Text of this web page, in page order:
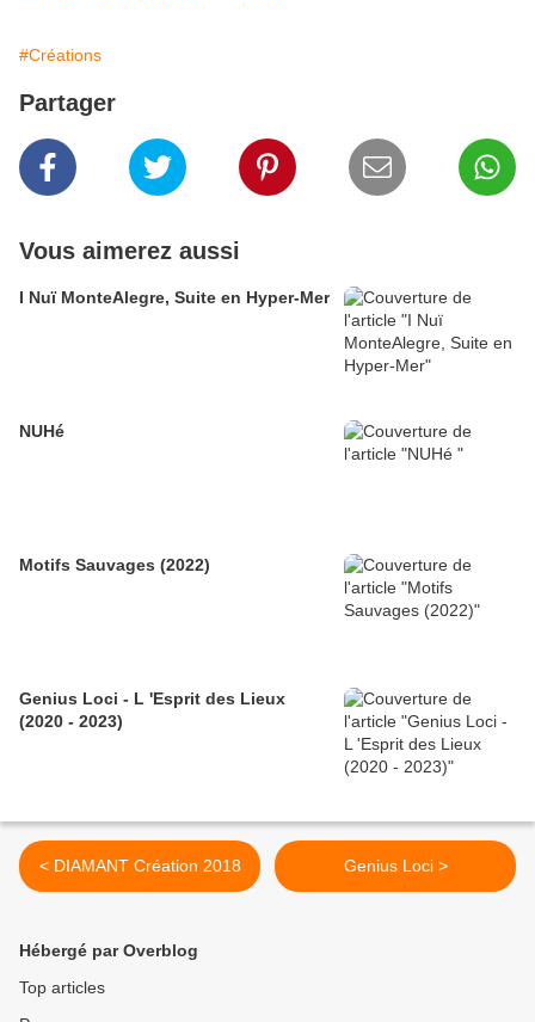
#Créations
Partager
Vous aimerez aussi
I Nuï MonteAlegre, Suite en Hyper-Mer
NUHé
Motifs Sauvages (2022)
Genius Loci - L 'Esprit des Lieux
(2020 - 2023)
< DIAMANT Création 2018 Genius Loci >
Hébergé par Overblog
Top articles